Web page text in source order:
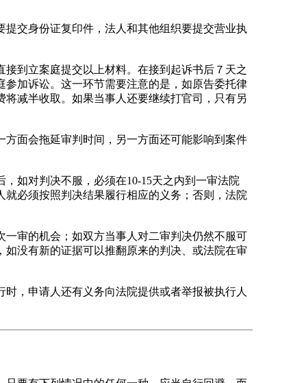
交身份证复印件，法人和其他组织要提交营业执
到立案庭提交以上材料。在接到起诉书后７天之
加诉讼。这一环节需要注意的是，如原告委托律
减半收取。如果当事人还要继续打官司，只有另
面会拖延审判时间，另一方面还可能影响到案件
如对判决不服，必须在10-15天之内到一审法院
必须按照判决结果履行相应的义务；否则，法院
审的机会；如双方当事人对二审判决仍然不服可
没有新的证据可以推翻原来的判决、或法院在审
，申请人还有义务向法院提供或者举报被执行人